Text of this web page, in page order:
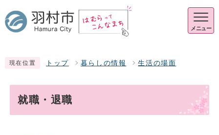
メニュー
現在位置 トップ 暮らしの情報 生活の場面
就職・退職